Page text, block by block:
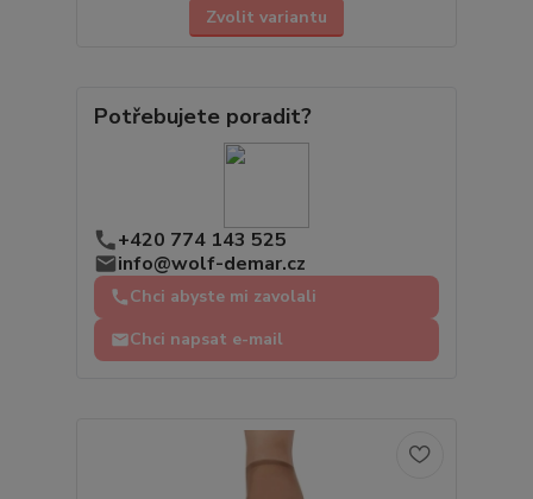
Zvolit variantu
Potřebujete poradit?
+420 774 143 525
info@wolf-demar.cz
Chci abyste mi zavolali
Chci napsat e-mail